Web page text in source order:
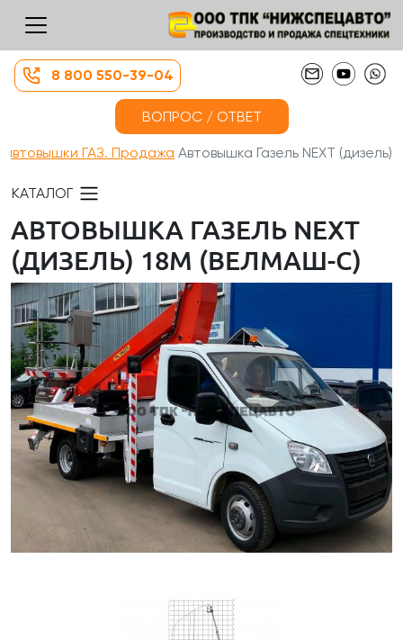
8 800 550-39-04
ВОПРОС / ОТВЕТ
ГАЗ. Продажа Автовышка Газель NEXT (дизель)...
КАТАЛОГ
АВТОВЫШКА ГАЗЕЛЬ NEXT
(ДИЗЕЛЬ) 18М (ВЕЛМАШ-С)